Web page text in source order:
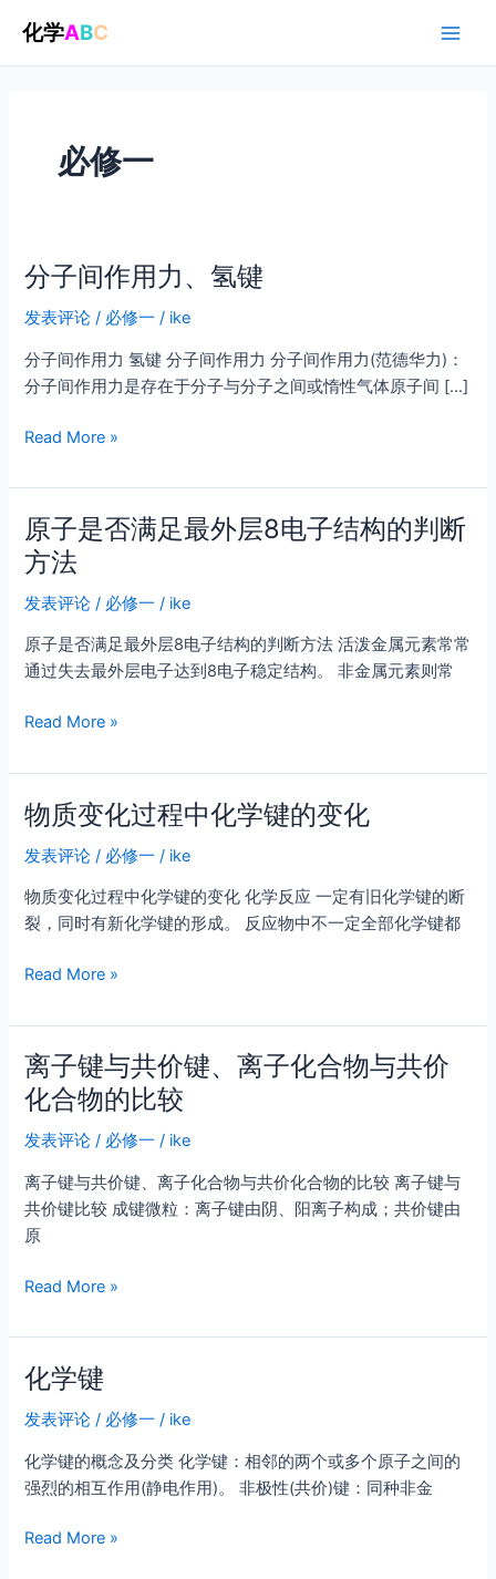
化学ABC
必修一
分子间作用力、氢键
发表评论 / 必修一 / ike
分子间作用力 氢键 分子间作用力 分子间作用力(范德华力)：
分子间作用力是存在于分子与分子之间或惰性气体原子间 […]
分
间
作
用
力、
氢
Read More »
原子是否满足最外层8电子结构的判断
方法
发表评论 / 必修一 / ike
原子是否满足最外层8电子结构的判断方法 活泼金属元素常常
通过失去最外层电子达到8电子稳定结构。 非金属元素则常
原
是
否
满
足
外
层
电
构
的
断
方
法
Read More »
物质变化过程中化学键的变化
发表评论 / 必修一 / ike
物质变化过程中化学键的变化 化学反应 一定有旧化学键的断
裂，同时有新化学键的形成。 反应物中不一定全部化学键都
物
变
化
过
程
中
学
键
的
化
Read More »
离子键与共价键、离子化合物与共价
化合物的比较
发表评论 / 必修一 / ike
离子键与共价键、离子化合物与共价化合物的比较 离子键与
共价键比较 成键微粒：离子键由阴、阳离子构成；共价键由
原
离
键
与
共
价
离
子
合
Read More »
化学键
发表评论 / 必修一 / ike
化学键的概念及分类 化学键：相邻的两个或多个原子之间的
强烈的相互作用(静电作用)。 非极性(共价)键：同种非金
化
Read More »